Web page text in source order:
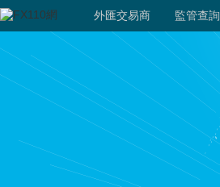
外匯交易商 監管查詢